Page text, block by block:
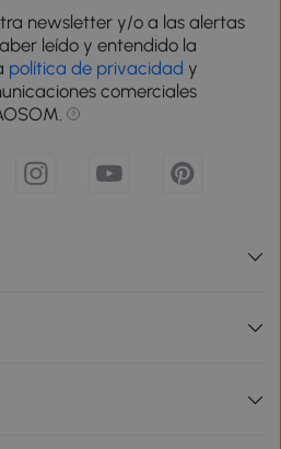
newsletter y/o a las alertas
leído y entendido la
política de privacidad y
comerciales